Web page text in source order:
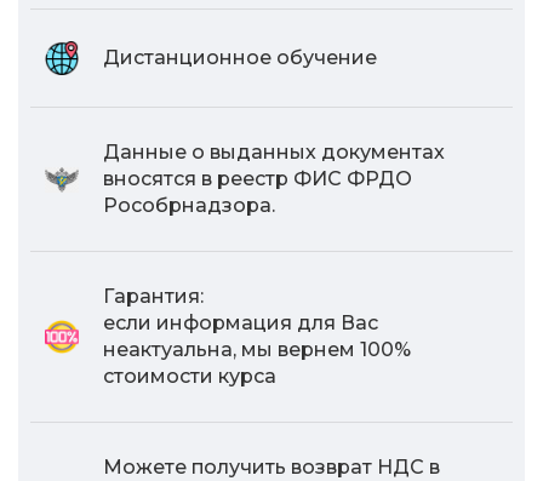
Дистанционное обучение
Данные о выданных документах
вносятся в реестр ФИС ФРДО
Рособрнадзора.
Гарантия:
если информация для Вас
неактуальна, мы вернем 100%
стоимости курса
Можете получить возврат НДС в